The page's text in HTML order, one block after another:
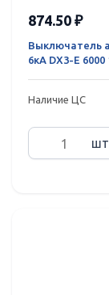
874.50 ₽
Выключатель
6кА DX3-E
Наличие ЦС